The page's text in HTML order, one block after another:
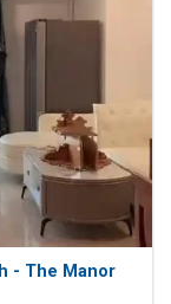
- The Manor